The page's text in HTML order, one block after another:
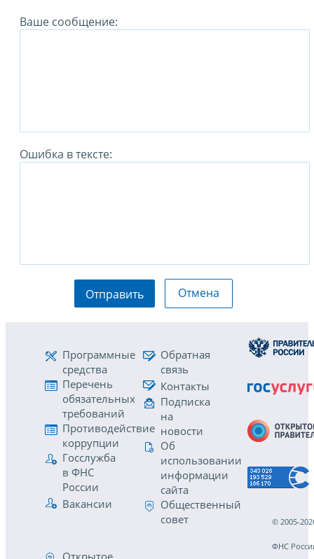
Ваше сообщение:
Ошибка в тексте:
Отправить Отмена
Программные
средства
Перечень
обязательных
требований
Противодействие
коррупции
Госслужба
в ФНС
России
Вакансии
Обратная
связь
Контакты
Подписка
на
новости
Об
использовании
информации
сайта
Общественный
совет
© 2005-
ФНС